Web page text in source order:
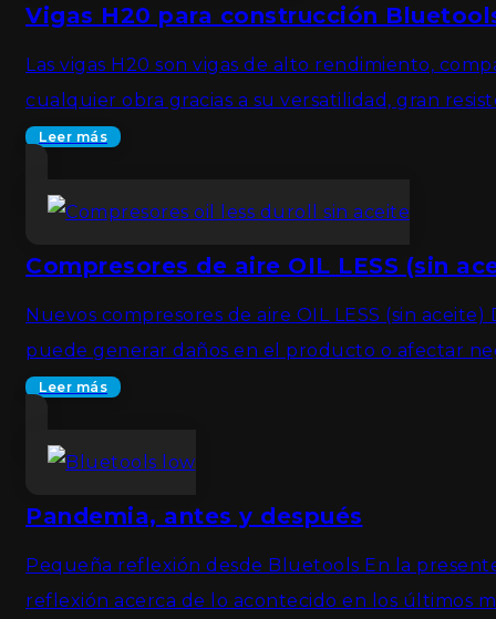
Vigas H20 para construcción
Las vigas H20 son vigas de alto rendimiento,
cualquier obra gracias a su versatilidad, gran
Leer más
Compresores de aire OIL LESS (sin
Nuevos compresores de aire OIL LESS (sin
puede generar daños en el producto o afectar
Leer más
Pandemia, antes y después
Pequeña reflexión desde Bluetools En la
reflexión acerca de lo acontecido en los últimos